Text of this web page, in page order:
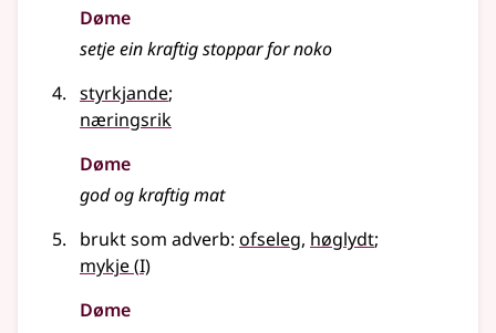
Døme
setje ein kraftig stoppar for noko
styrkjande;
næringsrik
Døme
god og kraftig mat
brukt som adverb: ofseleg, høglydt;
mykje(1
I)
Døme